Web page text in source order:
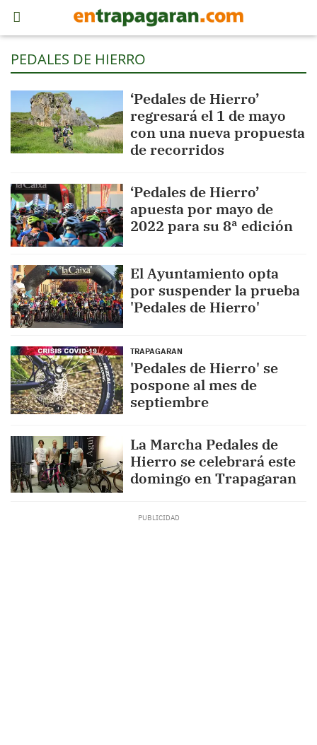
PEDALES DE HIERRO
‘Pedales de Hierro’
regresará el 1 de mayo
con una nueva propuesta
de recorridos
‘Pedales de Hierro’
apuesta por mayo de
2022 para su 8ª edición
El Ayuntamiento opta
por suspender la prueba
'Pedales de Hierro'
TRAPAGARAN
'Pedales de Hierro' se
pospone al mes de
septiembre
La Marcha Pedales de
Hierro se celebrará este
domingo en Trapagaran